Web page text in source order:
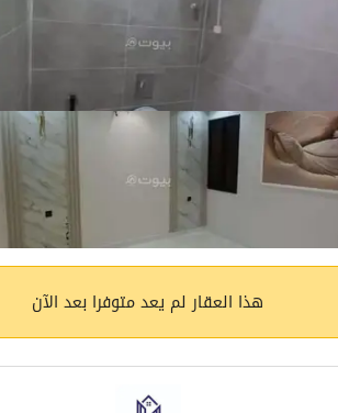
هذا العقار لم يعد متوفرا بعد الآن